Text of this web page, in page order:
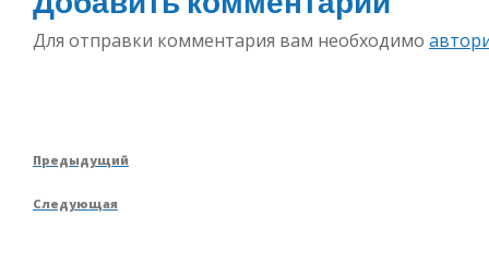
Для отправки комментария вам необходимо
Навигация
по
записям
Предыдущая
Предыдущий
Следующая
Следующая